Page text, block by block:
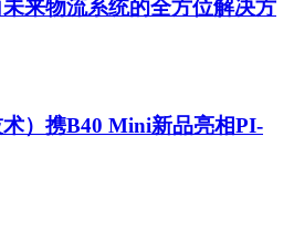
来物流系统的全方位解决方
）携B40 Mini新品亮相PI-